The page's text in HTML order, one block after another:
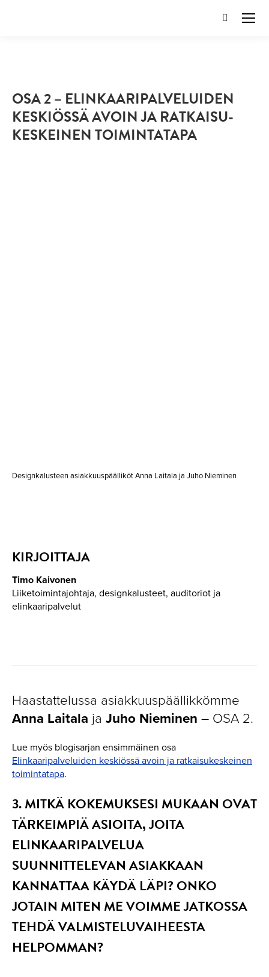
SEARCH:
OSA 2 – ELINKAARI­PALVELUIDEN
KESKIÖSSÄ AVOIN JA RATKAISU­
KESKEINEN TOIMINTATAPA
Designkalusteen asiakkuuspäälliköt Anna Laitala ja Juho Nieminen
KIRJOITTAJA
Timo Kaivonen
Liiketoimintajohtaja, designkalusteet, auditoriot ja
elinkaaripalvelut
Haastattelussa asiakkuuspäällikkömme
Anna Laitala ja Juho Nieminen – OSA 2.
Lue myös blogisarjan ensimmäinen osa
Elinkaaripalveluiden keskiössä avoin ja ratkaisukeskeinen
toimintatapa.
3. MITKÄ KOKEMUKSESI MUKAAN OVAT
TÄRKEIMPIÄ ASIOITA, JOITA
ELINKAARIPALVELUA
SUUNNITTELEVAN ASIAKKAAN
KANNATTAA KÄYDÄ LÄPI? ONKO
JOTAIN MITEN ME VOIMME JATKOSSA
TEHDÄ VALMISTELUVAIHEESTA
HELPOMMAN?